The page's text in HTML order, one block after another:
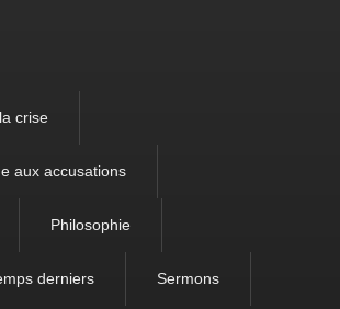
crise
aux accusations
Philosophie
derniers Sermons